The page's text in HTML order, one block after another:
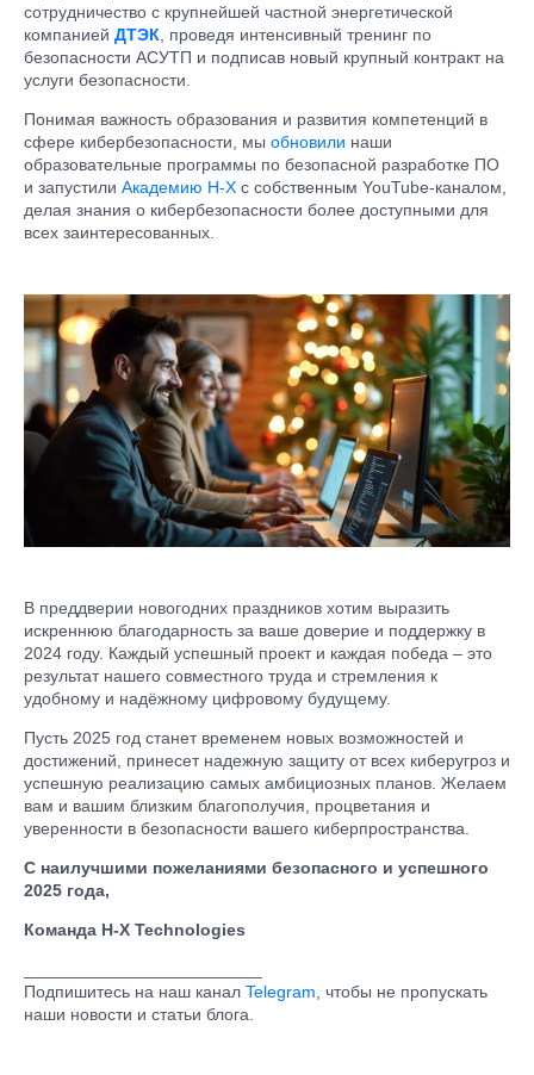
сотрудничество с крупнейшей частной энергетической
компанией ДТЭК , проведя интенсивный тренинг по
безопасности АСУТП и подписав новый крупный контракт на
услуги безопасности.
Понимая важность образования и развития компетенций в
сфере кибербезопасности, мы обновили наши
образовательные программы по безопасной разработке ПО
и запустили Академию H-X с собственным YouTube-каналом,
делая знания о кибербезопасности более доступными для
всех заинтересованных.
В преддверии новогодних праздников хотим выразить
искреннюю благодарность за ваше доверие и поддержку в
2024 году. Каждый успешный проект и каждая победа – это
результат нашего совместного труда и стремления к
удобному и надёжному цифровому будущему.
Пусть 2025 год станет временем новых возможностей и
достижений, принесет надежную защиту от всех киберугроз и
успешную реализацию самых амбициозных планов. Желаем
вам и вашим близким благополучия, процветания и
уверенности в безопасности вашего киберпространства.
С наилучшими пожеланиями безопасного и успешного
2025 года,
Команда H-X Technologies
Подпишитесь на наш канал Telegram , чтобы не пропускать
наши новости и статьи блога.